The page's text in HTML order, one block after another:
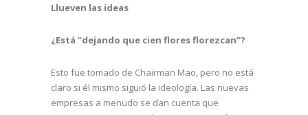
Llueven las ideas
¿Está “dejando que cien flores florezcan”?
Esto fue tomado de Chairman Mao, pero no está
claro si él mismo siguió la ideología. Las nuevas
empresas a menudo se dan cuenta que